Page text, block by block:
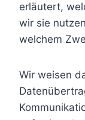
erläutert,
wir sie
welchem
Wir weisen